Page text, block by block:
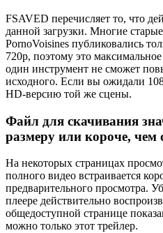
FSAVED перечисляет то, что
данной загрузки. Многие
PornoVoisines публиковались
720p, поэтому это
один инструмент не сможет
исходного. Если вы ожидали
HD-версию той же сцены.
Файл для скачивания
размеру или короче, чем
На некоторых страницах
полного видео встраивается
предварительного просмотра.
плеере действительно
общедоступной странице
можно только этот трейлер.